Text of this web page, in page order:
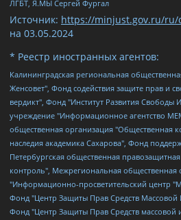
ЛГБТ, Я.МЫ Сергей Фургал
Источник: https://minjust.gov.ru/ru/
на 03.05.2024
* Реестр иностранных агентов:
Калининградская региональная общественная организация "Экозащита!-Женсовет", Фонд содействия защите прав и свобод граждан "Общественный вердикт", Фонд "Институт Развития Свободы Информации", Частное учреждение "Информационное агентство МЕМО. РУ", Региональная общественная организация "Общественная комиссия по сохранению наследия академика Сахарова", Фонд поддержки свободы прессы, Санкт-Петербургская общественная правозащитная организация "Гражданский контроль", Межрегиональная общественная организация "Информационно-просветительский центр "Мемориал", Региональный Фонд "Центр Защиты Прав Средств Массовой Информации", с 05.12.2023 Фонд "Центр Защиты Прав Средств массовой информации", Региональная общественная благотворительная организация помощи беженцам и мигрантам "Гражданское содействие", Негосударственное образовательное учреждение дополнительного профессионального образования (повышение квалификации) специалистов "АКАДЕМИЯ ПО ПРАВАМ ЧЕЛОВЕКА", Свердловская региональная общественная организация "Сутяжник", Автономная некоммерческая организация "Центр независимых социологических исследований", Союз общественных объединений "Российский исследовательский центр по правам человека", Региональное общественное учреждение научно-информационный центр "МЕМОРИАЛ", Некоммерческая организация "Фонд защиты гласности", Автономная некоммерческая организация "Институт прав человека", Городская общественная организация "Екатеринбургское общество "МЕМОРИАЛ", Городская общественная организация "Рязанское историко-просветительское и правозащитное общество "Мемориал" (Рязанский Мемориал), Челябинский региональный орган общественной самодеятельности – женское общественное объединение "Женщины Евразии", Челябинский региональный орган общественной самодеятельности "Уральская правозащитная группа", Фонд содействия защите здоровья и социальной справедливости имени Андрея Рылькова, Автономная Некоммерческая Организация "Аналитический Центр Юрия Левады", Автономная некоммерческая организация социальной поддержки населения "Проект Апрель", Региональная общественная организация помощи женщинам и детям, находящимся в кризисной ситуации "Информационно-методический центр "Анна", Фонд содействия развитию массовых коммуникаций и правовому просвещению "Так-так-Так", Фонд содействия устойчивому развитию "Серебряная тайга", Свердловский региональный общественный фонд социальных проектов "Новое время", "Idel.Реалии", Кавказ.Реалии, Крым.Реалии, Телеканал Настоящее Время, Татаро-башкирская служба Радио Свобода (Azatliq Radiosi), Радио Свободная Европа/Радио Свобода (PCE/PC), "Сибирь.Реалии", "Фактограф", Благотворительный фонд помощи осужденным и их семьям, Автономная некоммерческая организация "Институт глобализации и социальных движений", Фонд "В защиту прав заключенных", Частное учреждение "Центр поддержки и содействия развитию средств массовой информации", Пензенский региональный общественный благотворительный фонд "Гражданский союз", "Север.Реалии", Некоммерческая организация Фонд "Правовая инициатива", Общество с ограниченной ответственностью "Радио Свободная Европа/Радио Свобода", Чешское информационное агентство "MEDIUM-ORIENT", Красноярская региональная общественная организация "Мы против СПИДа", Камалягин Денис Николаевич, Маркелов Сергей Евгеньевич, Пономарев Лев Александрович, Савицкая Людмила Алексеевна, Автономная некоммерческая организация "Центр по работе с проблемой насилия "НАСИЛИЮ.НЕТ", Межрегиональный профессиональный союз работников здравоохранения "Альянс врачей", Юридическое лицо, зарегистрированное в Латвийской Республике, SIA "Medusa Project" (регистрационный номер 40103797863, дата регистрации 10.06.2014), Некоммерческая организация "Фонд по борьбе с коррупцией", Автономная некоммерческая организация "Институт права и публичной политики", Баданин Роман Сергеевич, Гликин Максим Александрович, Железнова Мария Михайловна, Лукьянова Юлия Сергеевна, Маетная Елизавета Витальевна, Маняхин Петр Борисович, Чуракова Ольга Владимировна, Ярош Юлия Петровна, Юридическое лицо "The Insider SIA", зарегистрированное в Риге, Латвийская Республика (дата регистрации 26.06.2015), являющееся администратором доменного имени интернет-издания "The Insider SIA", https://theins.ru, Постернак Алексей Евгеньевич, Рубин Михаил Аркадьевич, Анин Роман Александрович, Юридическое лицо Istories fonds, зарегистрированное в Латвийской Республике (регистрационный номер 50008295751, дата регистрации 24.02.2020), Великовский Дмитрий Александрович, Долинина Ирина Николаевна, Мароховская Алеся Алексеевна, Шлейнов Роман Юрьевич, Шмагун Олеся Валентиновна, Общество с ограниченной ответственностью "Альтаир 2021", Общество с ограниченной ответственностью "Вега 2021", Общество с ограниченной ответственностью "Главный редактор 2021", Общество с ограниченной ответственностью "Ромашки монолит", Важенков Артем Валерьевич, Ивановская областная общественная организация "Центр гендерных исследований", Гурман Юрий Альбертович, Медиапроект "ОВД-Инфо", Егоров Владимир Владимирович, Жилинский Владимир Александрович, Общество с ограниченной ответственностью "ЗП", Иванова София Юрьевна, Карезина Инна Павловна, Кильтау Екатерина Викторовна, Петров Алексей Викторович, Пискунов Сергей Евгеньевич, Смирнов Сергей Сергеевич, Тихонов Михаил Сергеевич, Общество с ограниченной ответственностью "ЖУРНАЛИСТ-ИНОСТРАННЫЙ АГЕНТ", Арапова Галина Юрьевна, Вольтская Татьяна Анатольевна, Американская компания "Mason G.E.S. Anonymous Foundation" (США), являющаяся владельцем интернет-издания https://mnews.world/, Компания "Stichting Bellingcat", зарегистрированная в Нидерландах (дата регистрации 11.07.2018), Захаров Андрей Вячеславович, Клепиковская Екатерина Дмитриевна, Общество с ограниченной ответственностью "МЕМО", Перл Роман Александрович, Симонов Евгений Алексеевич, Соловьева Елена Анатольевна, Сотников Даниил Владимирович, Сурначева Елизавета Дмитриевна, Автономная некоммерческая организация по защите прав человека и информированию населения "Якутия – Наше Мнение", Общество с ограниченной ответственностью "Москоу диджитал медиа", с 26.01.2023 Общество с ограниченной